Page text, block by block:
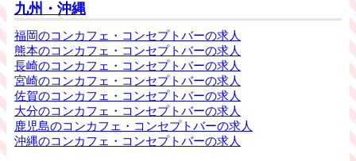
九州・沖縄
福岡のコンカフェ・コンセプトバーの求人
熊本のコンカフェ・コンセプトバーの求人
長崎のコンカフェ・コンセプトバーの求人
宮崎のコンカフェ・コンセプトバーの求人
佐賀のコンカフェ・コンセプトバーの求人
大分のコンカフェ・コンセプトバーの求人
鹿児島のコンカフェ・コンセプトバーの求人
沖縄のコンカフェ・コンセプトバーの求人